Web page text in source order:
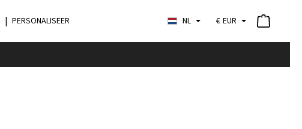
PERSONALISEER NL € EUR